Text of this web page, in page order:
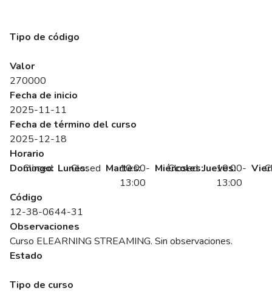
Tipo de código
Valor
270000
Fecha de inicio
2025-11-11
Fecha de término del curso
2025-12-18
Horario
Domingo:
Closed Lunes:
Closed Martes:
10:00-
13:00
Miércoles:
Closed Jueves:
10:00-
13:00
Código
12-38-0644-31
Observaciones
Curso ELEARNING STREAMING. Sin observaciones.
Estado
Tipo de curso